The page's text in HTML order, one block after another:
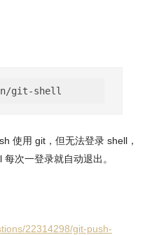
使用 git，但无法登录 shell，
次一登录就自动退出。
22314298/git-push-